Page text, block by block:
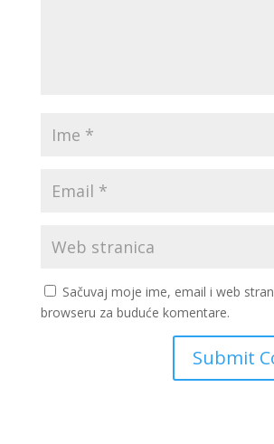
Sačuvaj moje ime, email i web
browseru za buduće komentare.